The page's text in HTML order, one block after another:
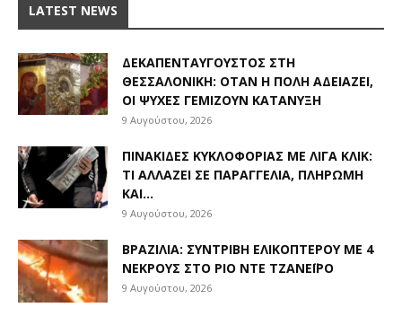
LATEST NEWS
ΔΕΚΑΠΕΝΤΑΎΓΟΥΣΤΟΣ ΣΤΗ
ΘΕΣΣΑΛΟΝΊΚΗ: ΌΤΑΝ Η ΠΌΛΗ ΑΔΕΙΆΖΕΙ,
ΟΙ ΨΥΧΈΣ ΓΕΜΊΖΟΥΝ ΚΑΤΆΝΥΞΗ
9 Αυγούστου, 2026
ΠΙΝΑΚΊΔΕΣ ΚΥΚΛΟΦΟΡΊΑΣ ΜΕ ΛΊΓΑ ΚΛΙΚ:
ΤΙ ΑΛΛΆΖΕΙ ΣΕ ΠΑΡΑΓΓΕΛΊΑ, ΠΛΗΡΩΜΉ
ΚΑΙ...
9 Αυγούστου, 2026
ΒΡΑΖΙΛΊΑ: ΣΥΝΤΡΙΒΉ ΕΛΙΚΟΠΤΈΡΟΥ ΜΕ 4
ΝΕΚΡΟΎΣ ΣΤΟ ΡΊΟ ΝΤΕ ΤΖΑΝΈΙΡΟ
9 Αυγούστου, 2026